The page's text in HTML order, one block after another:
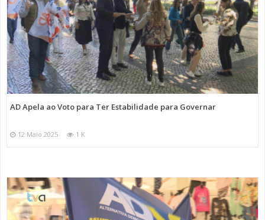
AD Apela ao Voto para Ter Estabilidade para Governar
12 Maio 2025 1 K